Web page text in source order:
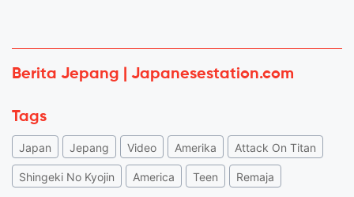
Berita Jepang | Japanesestation.com
Tags
Japan Jepang Video Amerika Attack On Titan
Shingeki No Kyojin America Teen Remaja